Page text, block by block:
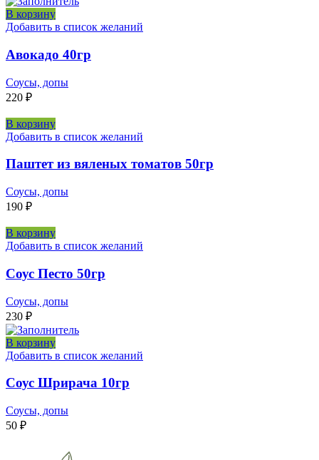
В корзину
Добавить в список желаний
Авокадо 40гр
Соусы, допы
220 ₽
В корзину
Добавить в список желаний
Паштет из вяленых томатов 50гр
Соусы, допы
190 ₽
В корзину
Добавить в список желаний
Соус Песто 50гр
Соусы, допы
230 ₽
В корзину
Добавить в список желаний
Соус Шрирача 10гр
Соусы, допы
50 ₽